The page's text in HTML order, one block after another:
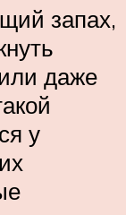
запах,
даже
у